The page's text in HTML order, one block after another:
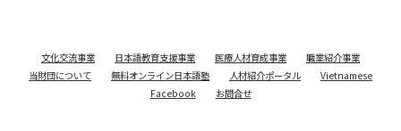
文化交流事業 日本語教育支援事業 医療人材育成事業
職業紹介事業
当財団について
無料オンライン日本語塾 人材紹介ポータル
Vietnamese
Facebook
お問合せ